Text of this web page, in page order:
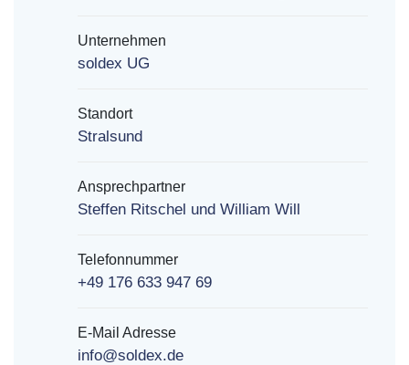
Unternehmen
soldex UG
Standort
Stralsund
Ansprechpartner
Steffen Ritschel und William Will
Telefonnummer
+49 176 633 947 69
E-Mail Adresse
info@soldex.de